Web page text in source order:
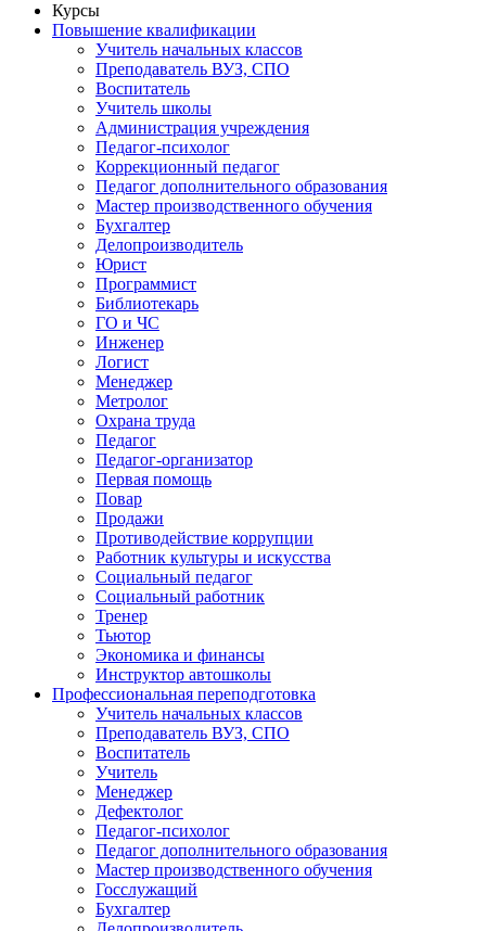
Курсы
Повышение квалификации
Учитель начальных классов
Преподаватель ВУЗ, СПО
Воспитатель
Учитель школы
Администрация учреждения
Педагог-психолог
Коррекционный педагог
Педагог дополнительного образования
Мастер производственного обучения
Бухгалтер
Делопроизводитель
Юрист
Программист
Библиотекарь
ГО и ЧС
Инженер
Логист
Менеджер
Метролог
Охрана труда
Педагог
Педагог-организатор
Первая помощь
Повар
Продажи
Противодействие коррупции
Работник культуры и искусства
Социальный педагог
Социальный работник
Тренер
Тьютор
Экономика и финансы
Инструктор автошколы
Профессиональная переподготовка
Учитель начальных классов
Преподаватель ВУЗ, СПО
Воспитатель
Учитель
Менеджер
Дефектолог
Педагог-психолог
Педагог дополнительного образования
Мастер производственного обучения
Госслужащий
Бухгалтер